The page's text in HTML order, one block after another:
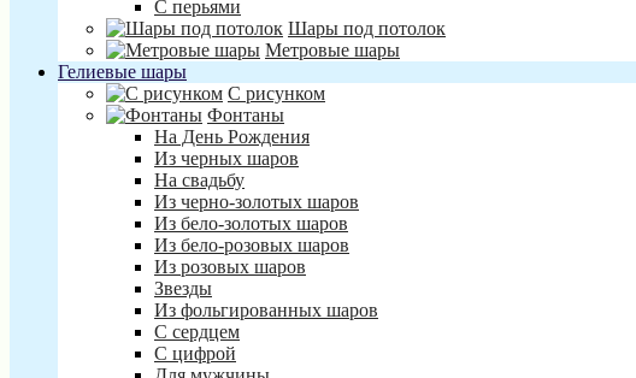
С перьями
Шары под потолок
Метровые шары
Гелиевые шары
С рисунком
Фонтаны
На День Рождения
Из черных шаров
На свадьбу
Из черно-золотых шаров
Из бело-золотых шаров
Из бело-розовых шаров
Из розовых шаров
Звезды
Из фольгированных шаров
С сердцем
С цифрой